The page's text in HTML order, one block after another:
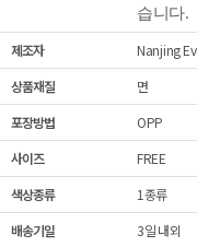
습니다.
제조자
Nanjing
상품재질
면
포장방법
OPP
사이즈
FREE
색상종류
1종류
배송기일
3일 내외